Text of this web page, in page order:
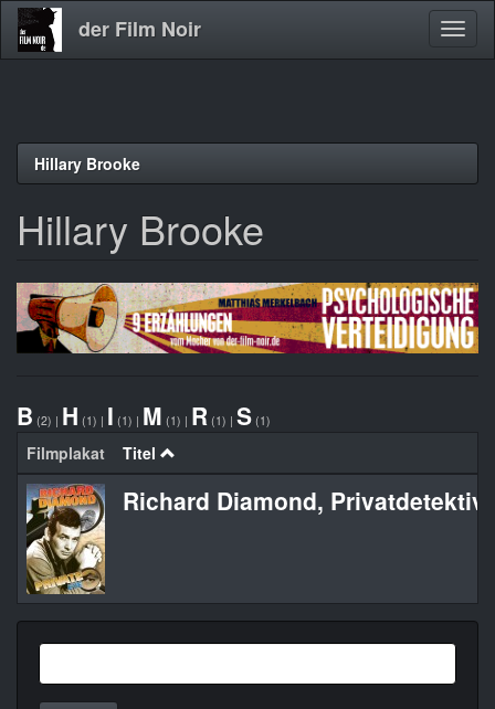
Direkt
der Film Noir
Hillary Brooke
Hillary Brooke
B (2) | H (1) | I (1) | M (1) | R (1) | S (1)
Filmplakat Titel
Richard Diamond, Privatdetektiv